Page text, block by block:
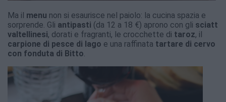
Ma il menu non si esaurisce nel paiolo: la cucina spazia e
sorprende. Gli antipasti (da 12 a 18 €) aprono con gli sciatt
valtellinesi, dorati e fragranti, le crocchette di taroz, il
carpione di pesce di lago e una raffinata tartare di cervo
con fonduta di Bitto.